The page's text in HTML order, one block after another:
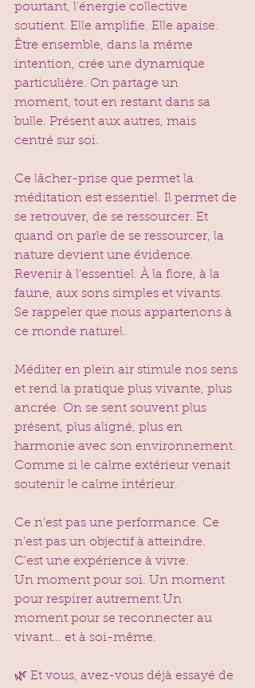
pourtant, l’énergie collective
soutient. Elle amplifie. Elle apaise.
Être ensemble, dans la même
intention, crée une dynamique
particulière. On partage un
moment, tout en restant dans sa
bulle. Présent aux autres, mais
centré sur soi.
Ce lâcher-prise que permet la
méditation est essentiel. Il permet de
se retrouver, de se ressourcer. Et
quand on parle de se ressourcer, la
nature devient une évidence.
Revenir à l’essentiel. À la flore, à la
faune, aux sons simples et vivants.
Se rappeler que nous appartenons à
ce monde naturel.
Méditer en plein air stimule nos sens
et rend la pratique plus vivante, plus
ancrée. On se sent souvent plus
présent, plus aligné, plus en
harmonie avec son environnement.
Comme si le calme extérieur venait
soutenir le calme intérieur.
Ce n’est pas une performance. Ce
n’est pas un objectif à atteindre.
C’est une expérience à vivre.
Un moment pour soi. Un moment
pour respirer autrement.Un
moment pour se reconnecter au
vivant… et à soi-même.
🌿 Et vous, avez-vous déjà essayé de